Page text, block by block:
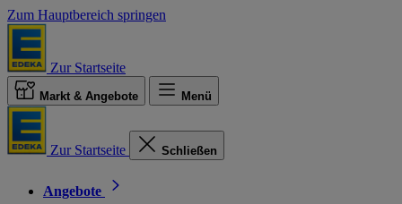
Zum Hauptbereich springen
Zur Startseite
Markt & Angebote Menü
Zur Startseite Schließen
Angebote